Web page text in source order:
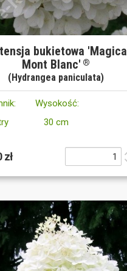
bukietowa 'Magical
Mont Blanc' ®
(Hydrangea paniculata)
Wysokość:
30 cm
zł